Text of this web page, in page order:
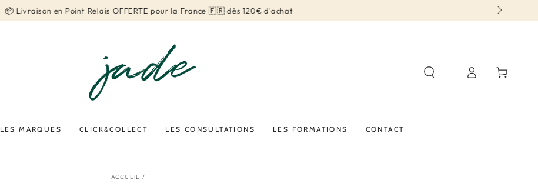
📦 Livraison en Point Relais OFFERTE pour la France 🇫🇷 dès 120€ d'achat
LES MARQUES CLICK&COLLECT LES CONSULTATIONS LES FORMATIONS CONTACT
Connexion Panier
ACCUEIL /